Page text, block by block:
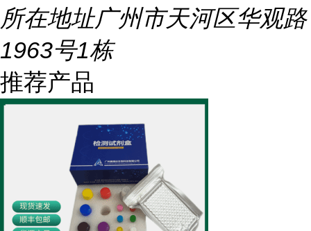
所在地址广州市天河区华观路
1963号1栋
推荐产品